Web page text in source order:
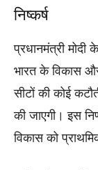
निष्कर्ष
प्रधानमंत्री मोदी
भारत के विकास
सीटों की कोई
की जाएगी। इस
विकास को